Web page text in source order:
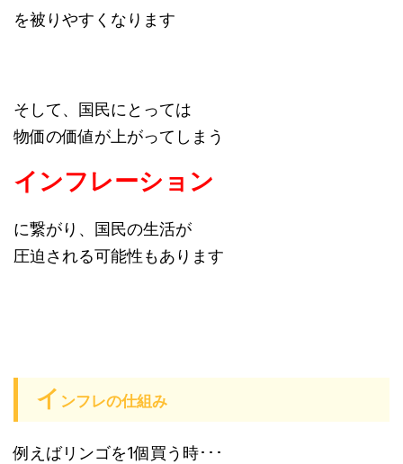
を被りやすくなります
そして、国民にとっては
物価の価値が上がってしまう
インフレーション
に繋がり、国民の生活が
圧迫される可能性もあります
イ ンフレの仕組み
例えばリンゴを1個買う時･･･